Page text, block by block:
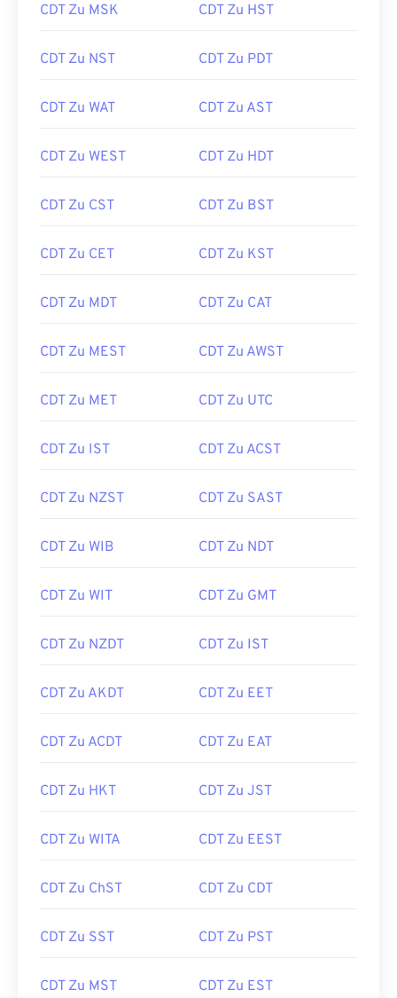
CDT Zu MSK CDT Zu HST
CDT Zu NST CDT Zu PDT
CDT Zu WAT CDT Zu AST
CDT Zu WEST CDT Zu HDT
CDT Zu CST CDT Zu BST
CDT Zu CET CDT Zu KST
CDT Zu MDT CDT Zu CAT
CDT Zu MEST CDT Zu AWST
CDT Zu MET CDT Zu UTC
CDT Zu IST CDT Zu ACST
CDT Zu NZST CDT Zu SAST
CDT Zu WIB CDT Zu NDT
CDT Zu WIT CDT Zu GMT
CDT Zu NZDT CDT Zu IST
CDT Zu AKDT CDT Zu EET
CDT Zu ACDT CDT Zu EAT
CDT Zu HKT CDT Zu JST
CDT Zu WITA CDT Zu EEST
CDT Zu ChST CDT Zu CDT
CDT Zu SST CDT Zu PST
CDT Zu MST CDT Zu EST